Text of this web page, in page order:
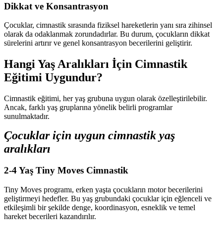
Dikkat ve Konsantrasyon
Çocuklar, cimnastik sırasında fiziksel hareketlerin yanı sıra zihinsel
olarak da odaklanmak zorundadırlar. Bu durum, çocukların dikkat
sürelerini artırır ve genel konsantrasyon becerilerini geliştirir.
Hangi Yaş Aralıkları İçin Cimnastik
Eğitimi Uygundur?
Cimnastik eğitimi, her yaş grubuna uygun olarak özelleştirilebilir.
Ancak, farklı yaş gruplarına yönelik belirli programlar
sunulmaktadır.
Çocuklar için uygun cimnastik yaş
aralıkları
2-4 Yaş Tiny Moves Cimnastik
Tiny Moves programı, erken yaşta çocukların motor becerilerini
geliştirmeyi hedefler. Bu yaş grubundaki çocuklar için eğlenceli ve
etkileşimli bir şekilde denge, koordinasyon, esneklik ve temel
hareket becerileri kazandırılır.